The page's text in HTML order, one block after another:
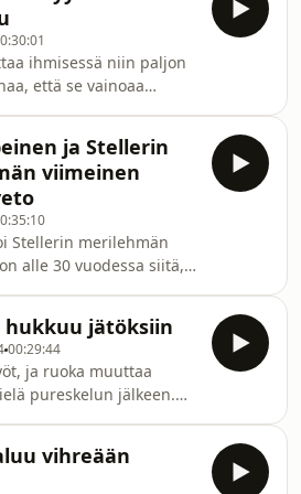
patoon. Syy
energia-, maa- ja
sekä
päätöksistä.
puolestapuhuja ja
&quot;Peltsi&quot;
onnellista loppua
tarinaan.
ihmisessä niin paljon
että se vainoaa
Ihmisen
tutkinut
Otto Latva avaa
ihmisen suhdetta
läpi vuosisatojen.
ja Stellerin
viimeinen
Stellerin merilehmän
alle 30 vuodessa siitä,
Mutta entä nyt, kun
luontokatoa tiedosta
pohditaan, mitä
tarina kertoo
joka on uteliaana
ja ristiretkeilijänä yksin
kuuden
hukkuu jätöksiin
00:29:44
ja ruoka muuttaa
pureskelun jälkeen.
Ihmiskehoon,
ja
vihreään